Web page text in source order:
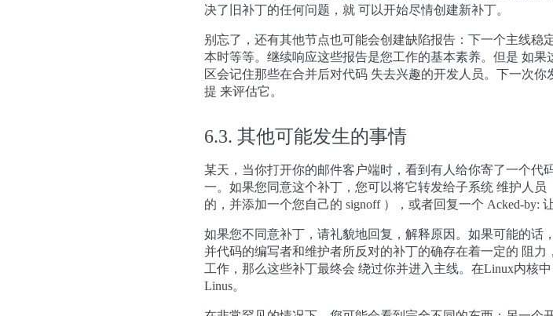
决了旧补丁的任何问题，就 可以开始尽情创建新补丁。
别忘了，还有其他节点也可能会创建缺陷报告：下一个主线稳
本时等等。继续响应这些报告是您工作的基本素养。但是 如
区会记住那些在合并后对代码 失去兴趣的开发人员。下一次
提 来评估它。
6.3. 其他可能发生的事情
某天，当你打开你的邮件客户端时，看到有人给你寄了一个代
一。如果您同意这个补丁，您可以将它转发给子系统 维护人
的，并添加一个您自己的 signoff ），或者回复一个 Acked-by:
如果您不同意补丁，请礼貌地回复，解释原因。如果可能的话
并代码的编写者和维护者所反对的补丁的确存在着一定的 阻
工作，那么这些补丁最终会 绕过你并进入主线。在Linux内核
Linus。